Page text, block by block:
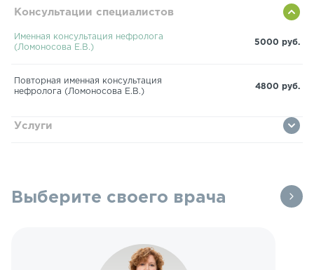
Консультации специалистов
Именная консультация нефролога
(Ломоносова Е.В.)
5000 руб.
Повторная именная консультация
нефролога (Ломоносова Е.В.)
4800 руб.
Услуги
Выберите своего врача